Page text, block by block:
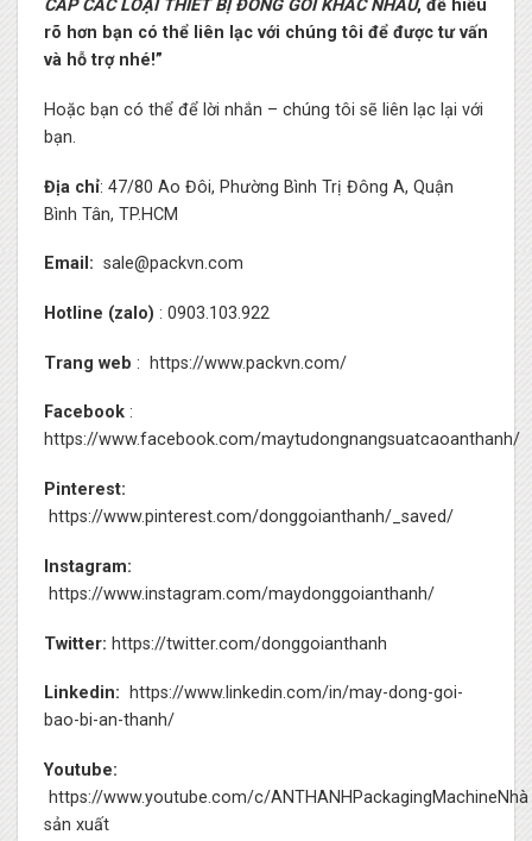
CẤP CÁC LOẠI THIẾT BỊ ĐÓNG GÓI KHÁC NHAU, để hiểu
rõ hơn bạn có thể liên lạc với chúng tôi để được tư vấn
và hỗ trợ nhé!”
Hoặc bạn có thể để lời nhắn – chúng tôi sẽ liên lạc lại với
bạn.
Địa chỉ: 47/80 Ao Đôi, Phường Bình Trị Đông A, Quận
Bình Tân, TP.HCM
Email: sale@packvn.com
Hotline (zalo) : 0903.103.922
Trang web : https://www.packvn.com/
Facebook:
https://www.facebook.com/maytudongnangsuatcaoanthanh/
Pinterest:
https://www.pinterest.com/donggoianthanh/_saved/
Instagram:
https://www.instagram.com/maydonggoianthanh/
Twitter: https://twitter.com/donggoianthanh
Linkedin:
https://www.linkedin.com/in/may-dong-goi-
bao-bi-an-thanh/
Youtube:
https://www.youtube.com/c/ANTHANHPackagingMachineNhà
sản xuất